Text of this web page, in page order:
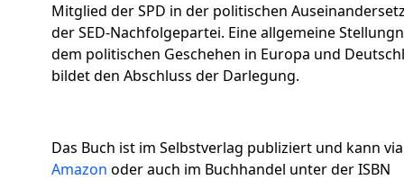
Mitglied der SPD in der politischen
der SED-Nachfolgepartei. Eine allgemeine
dem politischen Geschehen in Europa und
bildet den Abschluss der Darlegung.
Das Buch ist im Selbstverlag publiziert und kann
Amazon oder auch im Buchhandel unter der ISBN